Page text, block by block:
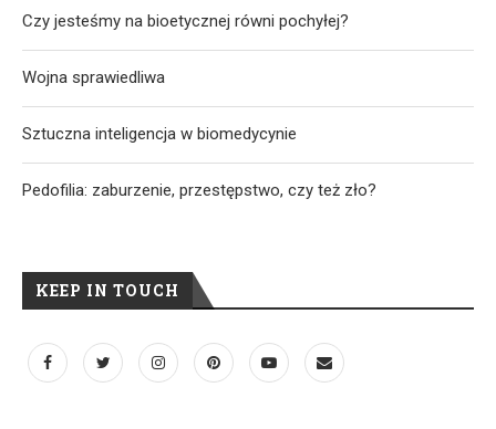
Czy jesteśmy na bioetycznej równi pochyłej?
Wojna sprawiedliwa
Sztuczna inteligencja w biomedycynie
Pedofilia: zaburzenie, przestępstwo, czy też zło?
KEEP IN TOUCH